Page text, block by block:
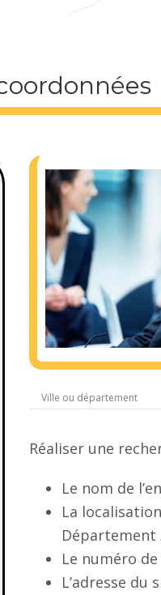
Réaliser une
Le nom de
La
Département
Le numéro
L’adresse du